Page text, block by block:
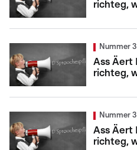
richteg,
Nummer
Ass Äert
richteg,
Nummer
Ass Äert
richteg,